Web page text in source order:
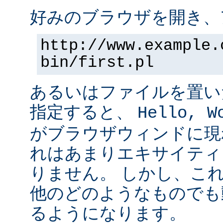
好みのブラウザを開き
http://
bin/first.pl
あるいはファイルを置
指定すると、 Hello,
がブラウザウィンドに
れはあまりエキサイテ
りません。 しかし、こ
他のどのようなもので
るようになります。